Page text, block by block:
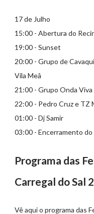
17 de Julho
15:00 - Abertura do
19:00 - Sunset
20:00 - Grupo de
Vila Meâ
21:00 - Grupo Onda Viva
22:00 - Pedro Cruz e TZ
01:00 - Dj Samir
03:00 - Encerramento
Programa das
Carregal do Sal
Vê aqui o programa das